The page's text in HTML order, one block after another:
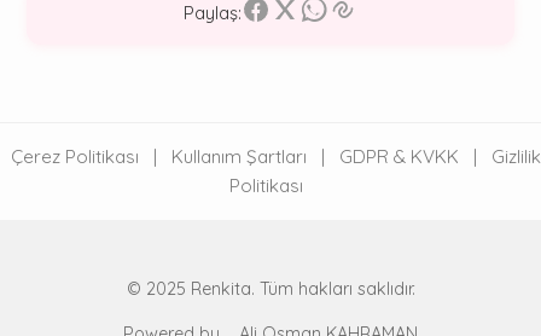
Paylaş:
Çerez Politikası | Kullanım Şartları | GDPR & KVKK |
Gizlilik
Politikası
© 2025 Renkita. Tüm hakları saklıdır.